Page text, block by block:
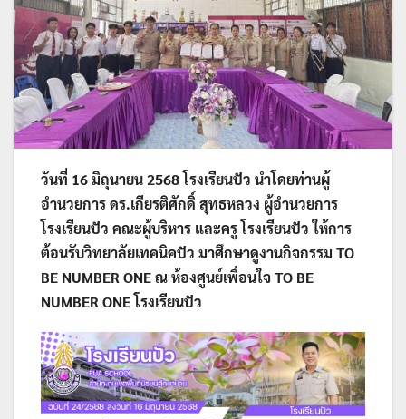
วันที่ 16 มิถุนายน 2568 โรงเรียนปัว นำโดยท่านผู้
อำนวยการ ดร.เกียรติศักดิ์ สุทธหลวง ผู้อำนวยการ
โรงเรียนปัว คณะผู้บริหาร และครู โรงเรียนปัว ให้การ
ต้อนรับวิทยาลัยเทคนิคปัว มาศึกษาดูงานกิจกรรม TO
BE NUMBER ONE ณ ห้องศูนย์เพื่อนใจ TO BE
NUMBER ONE โรงเรียนปัว